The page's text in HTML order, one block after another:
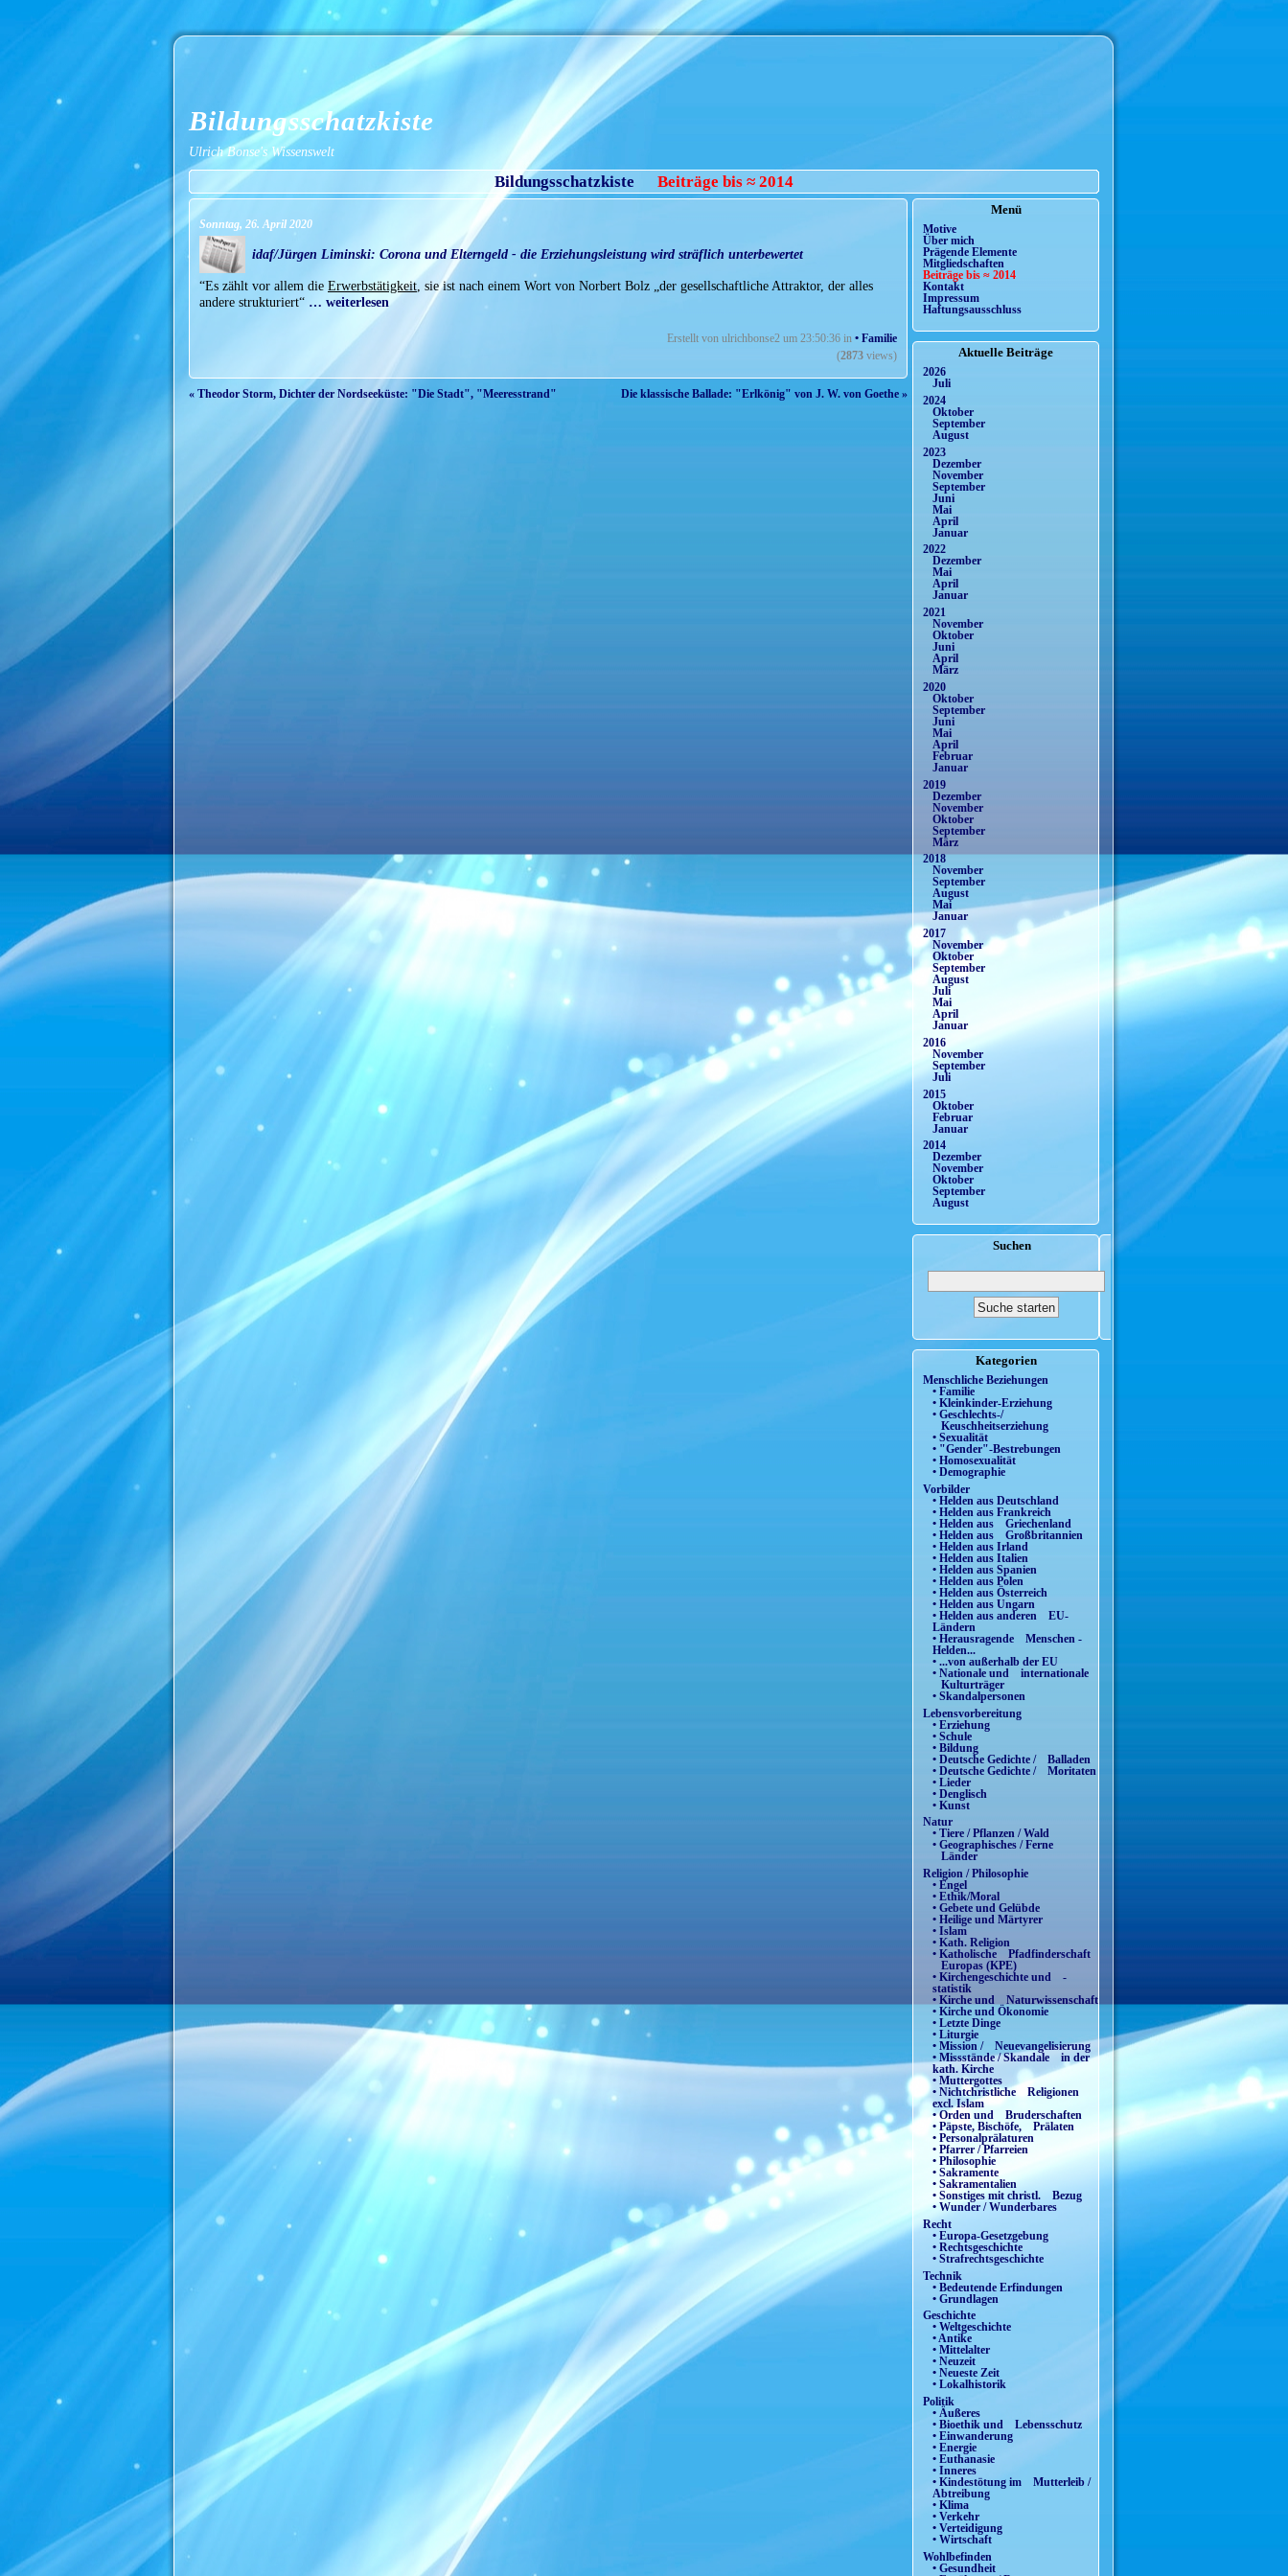
Bildungsschatzkiste
Ulrich Bonse's Wissenswelt
Bildungsschatzkiste Beiträge bis ≈ 2014
Sonntag, 26. April 2020
idaf/Jürgen Liminski: Corona und Elterngeld - die Erziehungsleistung wird sträflich unterbewertet
“Es zählt vor allem die Erwerbstätigkeit , sie ist nach einem Wort von Norbert Bolz „der gesellschaftliche Attraktor, der alles
andere strukturiert“ … weiterlesen
Erstellt von ulrichbonse2 um 23:50:36 in • Familie
(2873 views)
Die klassische Ballade: "Erlkönig" von J. W. von Goethe »
« Theodor Storm, Dichter der Nordseeküste: "Die Stadt", "Meeresstrand"
Menü
Motive
Über mich
Prägende Elemente
Mitgliedschaften
Beiträge bis ≈ 2014
Kontakt
Impressum
Haftungsausschluss
Aktuelle Beiträge
2026
Juli
2024
Oktober
September
August
2023
Dezember
November
September
Juni
Mai
April
Januar
2022
Dezember
Mai
April
Januar
2021
November
Oktober
Juni
April
März
2020
Oktober
September
Juni
Mai
April
Februar
Januar
2019
Dezember
November
Oktober
September
März
2018
November
September
August
Mai
Januar
2017
November
Oktober
September
August
Juli
Mai
April
Januar
2016
November
September
Juli
2015
Oktober
Februar
Januar
2014
Dezember
November
Oktober
September
August
Suchen
Kategorien
Menschliche Beziehungen
• Familie
• Kleinkinder-Erziehung
• Geschlechts-/
Keuschheitserziehung
• Sexualität
• "Gender"-Bestrebungen
• Homosexualität
• Demographie
Vorbilder
• Helden aus Deutschland
• Helden aus Frankreich
• Helden aus Griechenland
• Helden aus Großbritannien
• Helden aus Irland
• Helden aus Italien
• Helden aus Spanien
• Helden aus Polen
• Helden aus Österreich
• Helden aus Ungarn
• Helden aus anderen EU-
Ländern
• Herausragende Menschen -
Helden...
• ...von außerhalb der EU
• Nationale und internationale
Kulturträger
• Skandalpersonen
Lebensvorbereitung
• Erziehung
• Schule
• Bildung
• Deutsche Gedichte / Balladen
• Deutsche Gedichte / Moritaten
• Lieder
• Denglisch
• Kunst
Natur
• Tiere / Pflanzen / Wald
• Geographisches / Ferne
Länder
Religion / Philosophie
• Engel
• Ethik/Moral
• Gebete und Gelübde
• Heilige und Märtyrer
• Islam
• Kath. Religion
• Katholische Pfadfinderschaft
Europas (KPE)
• Kirchengeschichte und -
statistik
• Kirche und Naturwissenschaft
• Kirche und Ökonomie
• Letzte Dinge
• Liturgie
• Mission / Neuevangelisierung
• Missstände / Skandale in der
kath. Kirche
• Muttergottes
• Nichtchristliche Religionen
excl. Islam
• Orden und Bruderschaften
• Päpste, Bischöfe, Prälaten
• Personalprälaturen
• Pfarrer / Pfarreien
• Philosophie
• Sakramente
• Sakramentalien
• Sonstiges mit christl. Bezug
• Wunder / Wunderbares
Recht
• Europa-Gesetzgebung
• Rechtsgeschichte
• Strafrechtsgeschichte
Technik
• Bedeutende Erfindungen
• Grundlagen
Geschichte
• Weltgeschichte
• Antike
• Mittelalter
• Neuzeit
• Neueste Zeit
• Lokalhistorik
Politik
• Äußeres
• Bioethik und Lebensschutz
• Einwanderung
• Energie
• Euthanasie
• Inneres
• Kindestötung im Mutterleib /
Abtreibung
• Klima
• Verkehr
• Verteidigung
• Wirtschaft
Wohlbefinden
• Gesundheit